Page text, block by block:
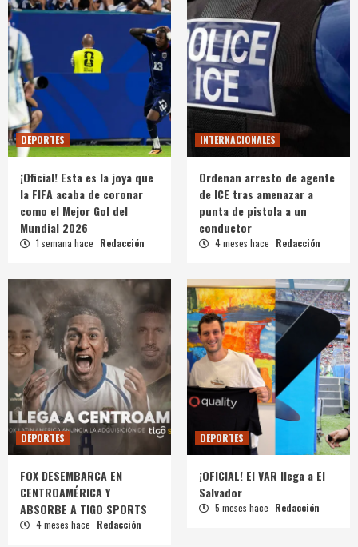
DEPORTES
¡Oficial! Esta es la joya que
la FIFA acaba de coronar
como el Mejor Gol del
Mundial 2026
1 semana hace Redacción
INTERNACIONALES
Ordenan arresto de agente
de ICE tras amenazar a
punta de pistola a un
conductor
4 meses hace Redacción
DEPORTES
FOX DESEMBARCA EN
CENTROAMÉRICA Y
ABSORBE A TIGO SPORTS
4 meses hace Redacción
DEPORTES
¡OFICIAL! El VAR llega a El
Salvador
5 meses hace Redacción